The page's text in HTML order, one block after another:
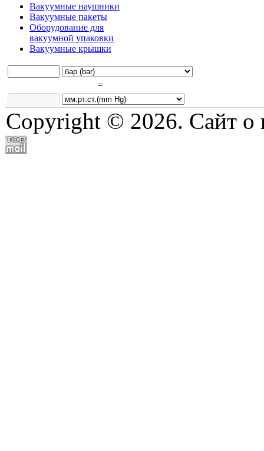
Вакуумные наушники
Вакуумные пакеты
Оборудование для
вакуумной упаковки
Вакуумные крышки
=
Copyright © 2026. Сайт о